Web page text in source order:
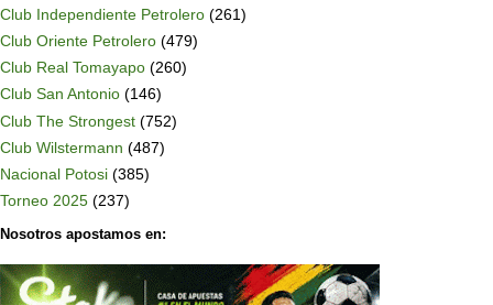
Club Independiente Petrolero (261)
Club Oriente Petrolero (479)
Club Real Tomayapo (260)
Club San Antonio (146)
Club The Strongest (752)
Club Wilstermann (487)
Nacional Potosi (385)
Torneo 2025 (237)
Nosotros apostamos en: